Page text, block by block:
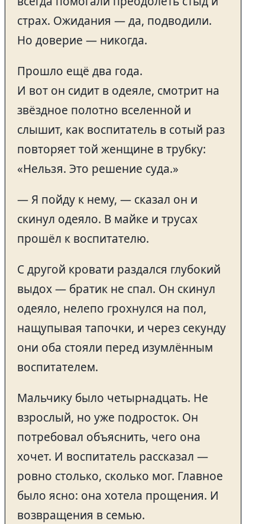
страх. Ожидания — да, подводили.
Но доверие — никогда.
Прошло ещё два года.
И вот он сидит в одеяле, смотрит на
звёздное полотно вселенной и
слышит, как воспитатель в сотый раз
повторяет той женщине в трубку:
«Нельзя. Это решение суда.»
— Я пойду к нему, — сказал он и
скинул одеяло. В майке и трусах
прошёл к воспитателю.
С другой кровати раздался глубокий
выдох — братик не спал. Он скинул
одеяло, нелепо грохнулся на пол,
нащупывая тапочки, и через секунду
они оба стояли перед изумлённым
воспитателем.
Мальчику было четырнадцать. Не
взрослый, но уже подросток. Он
потребовал объяснить, чего она
хочет. И воспитатель рассказал —
ровно столько, сколько мог. Главное
было ясно: она хотела прощения. И
возвращения в семью.